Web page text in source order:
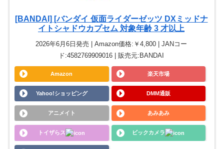
[BANDAI] [バンダイ 仮面ライダーゼッツ DXミッドナ
イトシャドウカプセム 対象年齢 3 才以上
2026年6月6日発売 | Amazon価格:￥4,800 | JANコー
ド:4582769909016 | 販売元:BANDAI
Amazon 楽天市場
Yahoo!ショッピング DMM通販
アニメイト あみあみ
トイザらス ビックカメラ